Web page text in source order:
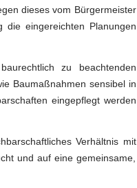
dieses vom Bürgermeister
die eingereichten Planungen
zu beachtenden
Baumaßnahmen sensibel in
eingepflegt werden
Verhältnis mit
und auf eine gemeinsame,